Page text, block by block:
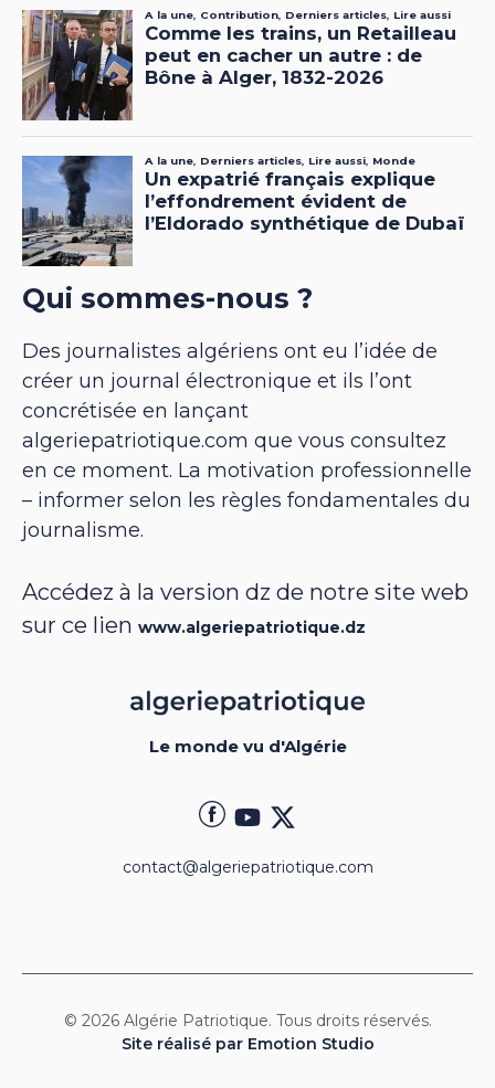
Qui sommes-nous ?
Des journalistes algériens ont eu l’idée de
créer un journal électronique et ils l’ont
concrétisée en lançant
algeriepatriotique.com que vous consultez
en ce moment. La motivation professionnelle
– informer selon les règles fondamentales du
journalisme.
Accédez à la version dz de notre site web
sur ce lien www.algeriepatriotique.dz
Le monde vu d'Algérie
contact@algeriepatriotique.com
© 2026 Algérie Patriotique. Tous droits réservés.
Site réalisé par Emotion Studio